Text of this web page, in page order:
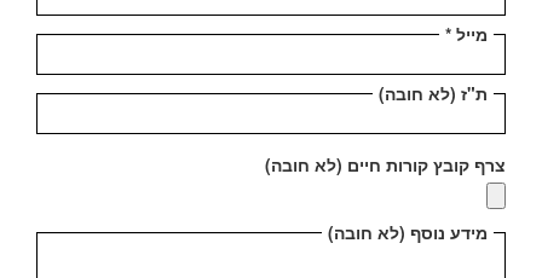
מייל
ת"ז (לא חובה)
צרף קובץ קורות חיים (לא חובה)
מידע נוסף (לא חובה)